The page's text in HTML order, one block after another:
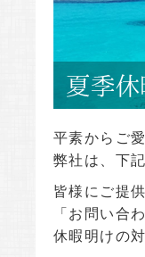
平素からご
弊社は、下
皆様にご提
「お問い合
休暇明けの